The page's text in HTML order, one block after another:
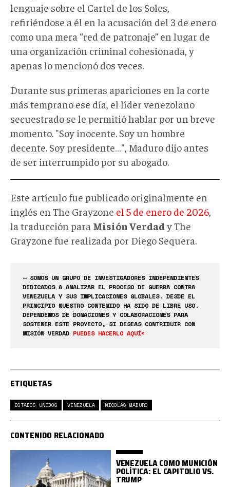
lenguaje sobre el Cartel de los Soles,
refiriéndose a él en la acusación del 3 de enero
como una mera “red de patronaje” en lugar de
una organización criminal cohesionada, y
apenas lo mencionó dos veces.
Durante sus primeras apariciones en la corte
más temprano ese día, el líder venezolano
secuestrado se le permitió hablar por un breve
momento. "Soy inocente. Soy un hombre
decente. Soy presidente…", Maduro dijo antes
de ser interrumpido por su abogado.
Este artículo fue publicado originalmente en
inglés en The Grayzone el 5 de enero de 2026
la traducción para Misión Verdad y The
Grayzone fue realizada por Diego Sequera.
— SOMOS UN GRUPO DE INVESTIGADORES INDEPENDIENTES
DEDICADOS A ANALIZAR EL PROCESO DE GUERRA CONTRA
VENEZUELA Y SUS IMPLICACIONES GLOBALES. DESDE EL
PRINCIPIO NUESTRO CONTENIDO HA SIDO DE LIBRE USO.
DEPENDEMOS DE DONACIONES Y COLABORACIONES PARA
SOSTENER ESTE PROYECTO, SI DESEAS CONTRIBUIR CON
MISIÓN VERDAD PUEDES HACERLO AQUÍ<
ETIQUETAS
ESTADOS UNIDOS VENEZUELA NICOLÁS MADURO
CONTENIDO RELACIONADO
VENEZUELA COMO MUNICIÓN
POLÍTICA: EL CAPITOLIO VS.
TRUMP